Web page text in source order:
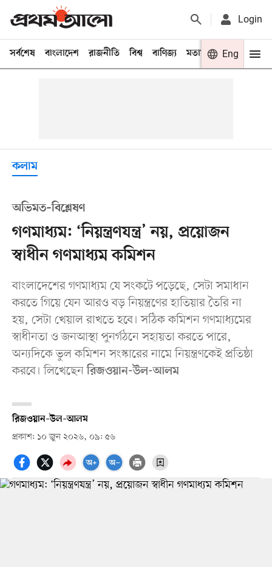
Login
সর্বশেষ বাংলাদেশ রাজনীতি বিশ্ব বাণিজ্য মতামত খেলা
Eng
কলাম
অভিমত–বিশ্লেষণ
গণমাধ্যম: ‘নিয়ন্ত্রণযন্ত্র’ নয়, প্রয়োজন
স্বাধীন গণমাধ্যম কমিশন
বাংলাদেশের গণমাধ্যম যে সংকটে পড়েছে, সেটা সমাধান
করতে গিয়ে যেন আরও বড় নিয়ন্ত্রণের হাতিয়ার তৈরি না
হয়, সেটা খেয়াল রাখতে হবে। সঠিক কমিশন গণমাধ্যমের
স্বাধীনতা ও জনআস্থা পুনর্গঠনে সহায়তা করতে পারে,
অন্যদিকে ভুল কমিশন সংস্কারের নামে নিয়ন্ত্রণকেই প্রতিষ্ঠা
করবে। লিখেছেনরিজওয়ান-উল-আলম
রিজওয়ান–উল–আলম
প্রকাশ: ১০ জুন ২০২৬, ০৯: ৫৬